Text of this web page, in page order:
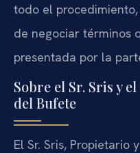
todo el
de negociar términos
presentada por la
Sobre el Sr. Sris y
del Bufete
El Sr. Sris, Propietario